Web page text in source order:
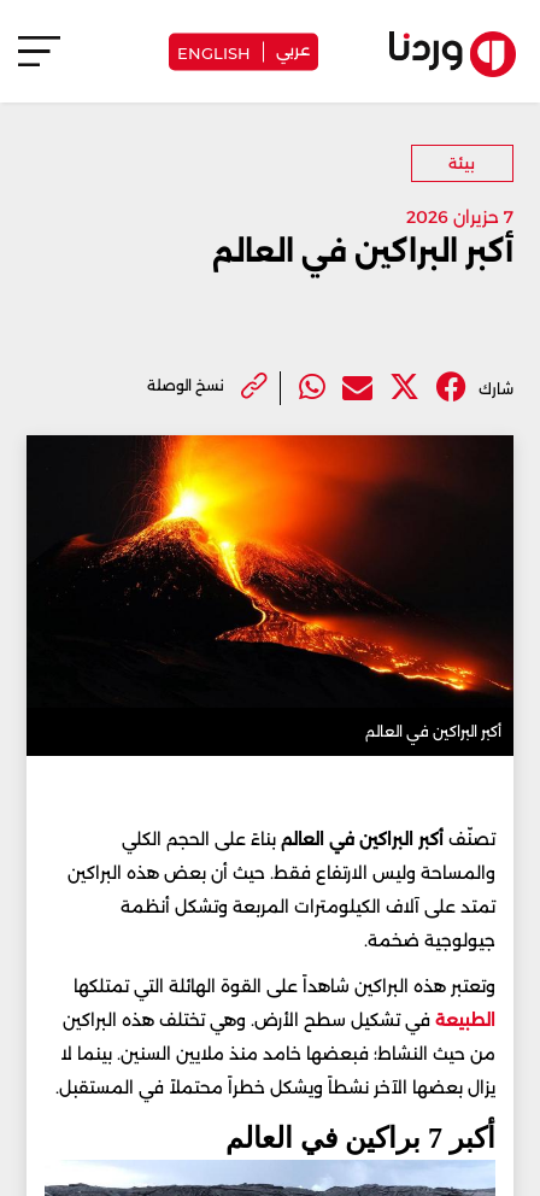
عربي ENGLISH
بيئة
7 حزيران 2026
أكبر البراكين في العالم
شارك نسخ الوصلة
أكبر البراكين في العالم
تصنّفأكبر البراكين في العالم بناءً على الحجم الكلي
والمساحة وليس الارتفاع فقط. حيث أن بعض هذه البراكين
تمتد على آلاف الكيلومترات المربعة وتشكل أنظمة
جيولوجية ضخمة.
وتعتبر هذه البراكين شاهداً على القوة الهائلة التي تمتلكها
الطبيعة في تشكيل سطح الأرض. وهي تختلف هذه البراكين
من حيث النشاط؛ فبعضها خامد منذ ملايين السنين. بينما لا
يزال بعضها الآخر نشطاً ويشكل خطراً محتملاً في المستقبل.
أكبر 7 براكين في العالم